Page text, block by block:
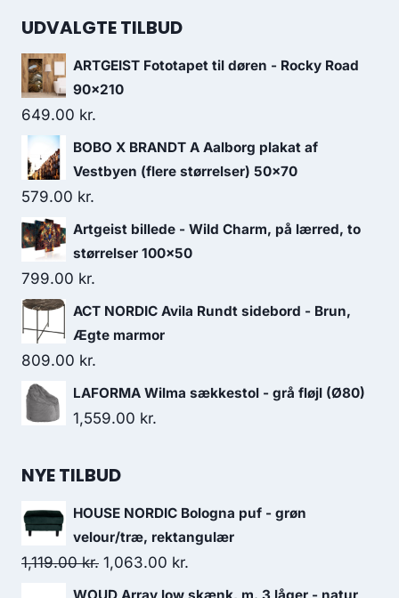
UDVALGTE TILBUD
ARTGEIST Fototapet til døren - Rocky Road
90x210
649.00 kr.
BOBO X BRANDT A Aalborg plakat af
Vestbyen (flere størrelser) 50x70
579.00 kr.
Artgeist billede - Wild Charm, på lærred, to
størrelser 100x50
799.00 kr.
ACT NORDIC Avila Rundt sidebord - Brun,
Ægte marmor
809.00 kr.
LAFORMA Wilma sækkestol - grå fløjl (Ø80)
1,559.00 kr.
NYE TILBUD
HOUSE NORDIC Bologna puf - grøn
velour/træ, rektangulær
1,119.00kr. 1,063.00 kr.